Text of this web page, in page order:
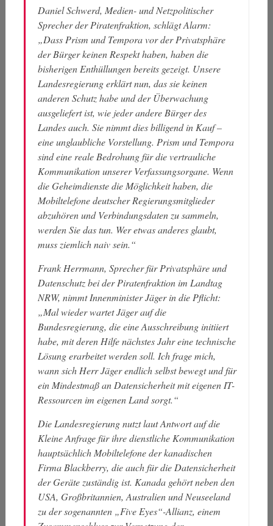
Daniel Schwerd, Medien- und Netzpolitischer
Sprecher der Piratenfraktion, schlägt Alarm:
„Dass Prism und Tempora vor der Privatsphäre
der Bürger keinen Respekt haben, haben die
bisherigen Enthüllungen bereits gezeigt. Unsere
Landesregierung erklärt nun, das sie keinen
anderen Schutz habe und der Überwachung
ausgeliefert ist, wie jeder andere Bürger des
Landes auch. Sie nimmt dies billigend in Kauf –
eine unglaubliche Vorstellung. Prism und Tempora
sind eine reale Bedrohung für die vertrauliche
Kommunikation unserer Verfassungsorgane. Wenn
die Geheimdienste die Möglichkeit haben, die
Mobiltelefone deutscher Regierungsmitglieder
abzuhören und Verbindungsdaten zu sammeln,
werden Sie das tun. Wer etwas anderes glaubt,
muss ziemlich naiv sein.“
Frank Herrmann, Sprecher für Privatsphäre und
Datenschutz bei der Piratenfraktion im Landtag
NRW, nimmt Innenminister Jäger in die Pflicht:
„Mal wieder wartet Jäger auf die
Bundesregierung, die eine Ausschreibung initiiert
habe, mit deren Hilfe nächstes Jahr eine technische
Lösung erarbeitet werden soll. Ich frage mich,
wann sich Herr Jäger endlich selbst bewegt und für
ein Mindestmaß an Datensicherheit mit eigenen IT-
Ressourcen im eigenen Land sorgt.“
Die Landesregierung nutzt laut Antwort auf die
Kleine Anfrage für ihre dienstliche Kommunikation
hauptsächlich Mobiltelefone der kanadischen
Firma Blackberry, die auch für die Datensicherheit
der Geräte zuständig ist. Kanada gehört neben den
USA, Großbritannien, Australien und Neuseeland
zu der sogenannten „Five Eyes“-Allianz, einem